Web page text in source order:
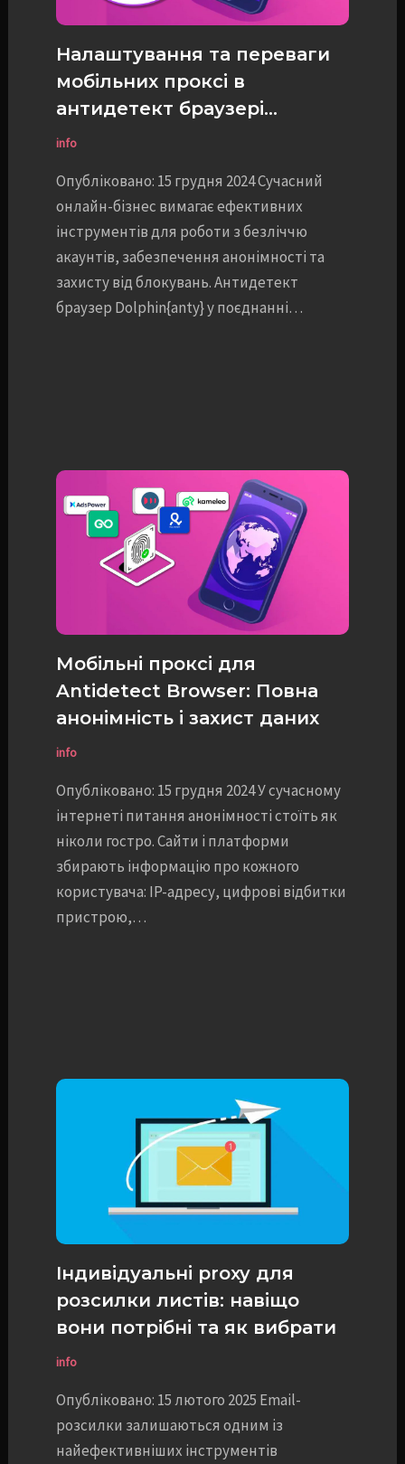
Налаштування та переваги
мобільних проксі в
антидетект браузері
Dolphin{anty}
info
Опубліковано: 15 грудня 2024 Сучасний
онлайн-бізнес вимагає ефективних
інструментів для роботи з безліччю
акаунтів, забезпечення анонімності та
захисту від блокувань. Антидетект
браузер Dolphin{anty} у поєднанні…
Мобільні проксі для
Antidetect Browser: Повна
анонімність і захист даних
info
Опубліковано: 15 грудня 2024 У сучасному
інтернеті питання анонімності стоїть як
ніколи гостро. Сайти і платформи
збирають інформацію про кожного
користувача: IP-адресу, цифрові відбитки
пристрою,…
Індивідуальні proxy для
розсилки листів: навіщо
вони потрібні та як вибрати
info
Опубліковано: 15 лютого 2025 Email-
розсилки залишаються одним із
найефективніших інструментів